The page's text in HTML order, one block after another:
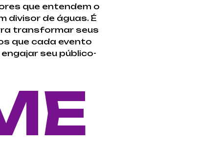
que entendem o
divisor de águas. É
transformar seus
que cada evento
seu público-